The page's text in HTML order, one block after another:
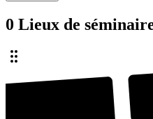
0 Lieux de